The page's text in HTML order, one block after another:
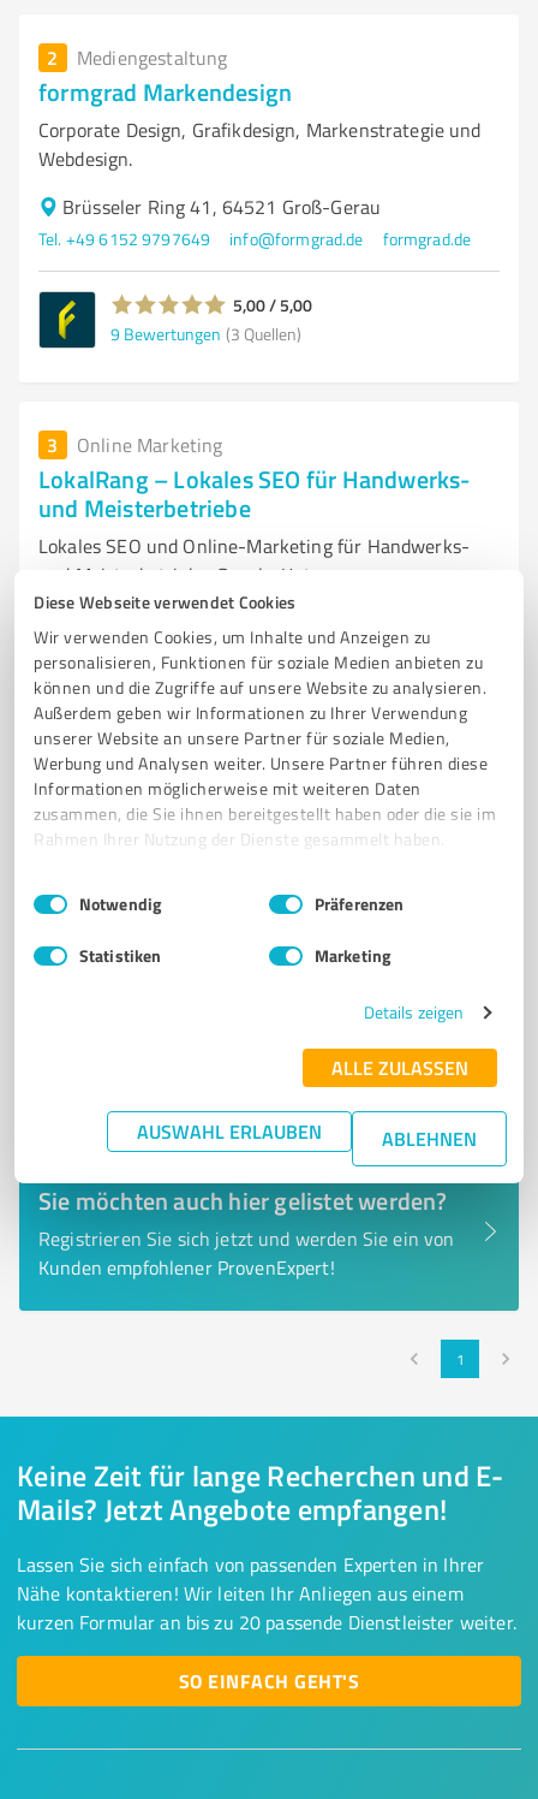
Diese Webseite verwendet Cookies
Wir verwenden Cookies, um Inhalte und Anzeigen zu
personalisieren, Funktionen für soziale Medien anbieten zu
können und die Zugriffe auf unsere Website zu analysieren.
Außerdem geben wir Informationen zu Ihrer Verwendung
unserer Website an unsere Partner für soziale Medien,
Werbung und Analysen weiter. Unsere Partner führen diese
Informationen möglicherweise mit weiteren Daten
zusammen, die Sie ihnen bereitgestellt haben oder die sie im
Rahmen Ihrer Nutzung der Dienste gesammelt haben.
Impressum Datenschutzbestimmungen
Einwilligungsauswahl
Notwendig Präferenzen
Statistiken Marketing
Details zeigen
ALLE ZULASSEN
AUSWAHL ERLAUBEN ABLEHNEN
2 Mediengestaltung
formgrad Markendesign
Corporate Design, Grafikdesign, Markenstrategie und
Webdesign.
Brüsseler Ring 41, 64521 Groß-Gerau
Tel. +49 6152 9797649 info@formgrad.de formgrad.de
5,00 / 5,00
9 Bewertungen (3 Quellen)
3 Online Marketing
LokalRang – Lokales SEO für Handwerks-
und Meisterbetriebe
Lokales SEO und Online-Marketing für Handwerks-
und Meisterbetriebe: Google-Unte
UNTERNEHMENSPROFIL-OPTIMIERUNG WIR RICHTEN IHR PROFIL VOLLSTÄNDIG
EIN UND OPTIMIEREN ES: RICHTIGE KATEGORIEN
VOLLSTÄNDIGE ANGABEN FOTOS UND LAUFENDE
Bahnhofsallee 20, 64560 Riedstadt
Tel. +49 1521 6224705
lokalrang@gmail.com
okalrang.de/
Nicht bewertet
Sie möchten auch hier gelistet werden?
Registrieren Sie sich jetzt und werden Sie ein von
Kunden empfohlener ProvenExpert!
1
Keine Zeit für lange Recherchen und E-
Mails? Jetzt Angebote empfangen!
Lassen Sie sich einfach von passenden Experten in Ihrer
Nähe kontaktieren! Wir leiten Ihr Anliegen aus einem
kurzen Formular an bis zu 20 passende Dienstleister weiter.
SO EINFACH GEHT'S